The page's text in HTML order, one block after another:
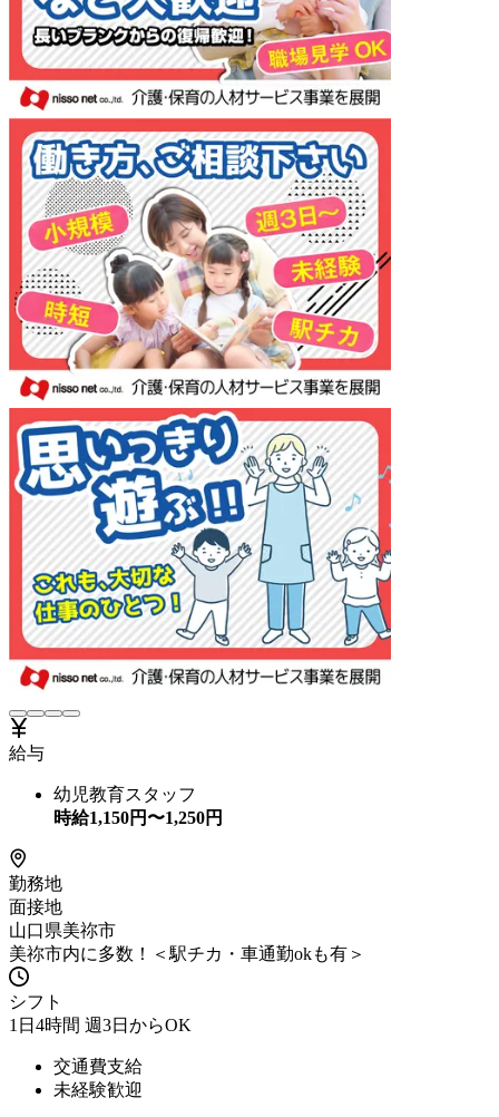
給与
幼児教育スタッフ
時給1,150円〜1,250円
勤務地
面接地
山口県美祢市
美祢市内に多数！＜駅チカ・車通勤okも有＞
シフト
1日4時間 週3日からOK
交通費支給
未経験歓迎